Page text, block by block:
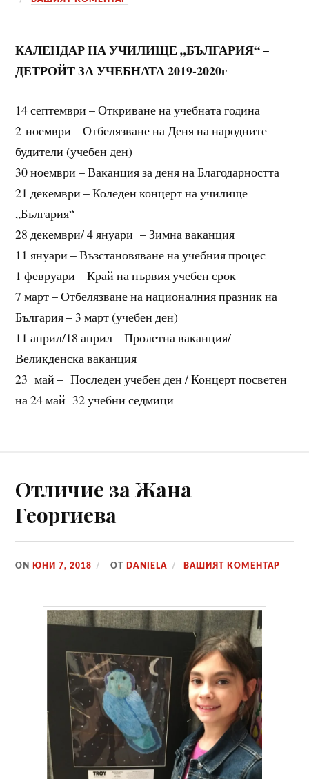
КАЛЕНДАР НА УЧИЛИЩЕ „БЪЛГАРИЯ“ –
ДЕТРОЙТ ЗА УЧЕБНАТА 2019-2020г
14 септември – Откриване на учебната година
2 ноември – Отбелязване на Деня на народните
будители (учебен ден)
30 ноември – Ваканция за деня на Благодарността
21 декември – Коледен концерт на училище
„България“
28 декември/ 4 януари – Зимна ваканция
11 януари – Възстановяване на учебния процес
1 февруари – Край на първия учебен срок
7 март – Отбелязване на националния празник на
България – 3 март (учебен ден)
11 април/18 април – Пролетна ваканция/
Великденска ваканция
23 май – Последен учебен ден / Концерт посветен
на 24 май 32 учебни седмици
Отличие за Жана
Георгиева
ON ЮНИ 7, 2018 ОТ DANIELA ВАШИЯТ КОМЕНТАР